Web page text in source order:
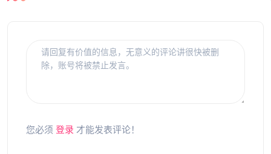
您必须 登录 才能发表评论！